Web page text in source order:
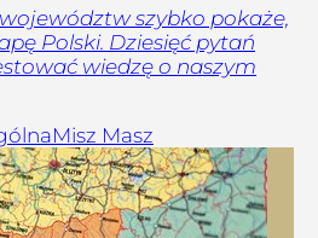
szybko pokaże,
Polski. Dziesięć pytań
wiedzę o naszym
Misz Masz